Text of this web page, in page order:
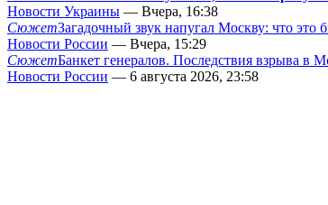
Новости Украины — Вчера, 16:38
СюжетЗагадочный звук напугал Москву: что это
Новости России — Вчера, 15:29
СюжетБанкет генералов. Последствия взрыва в
Новости России — 6 августа 2026, 23:58